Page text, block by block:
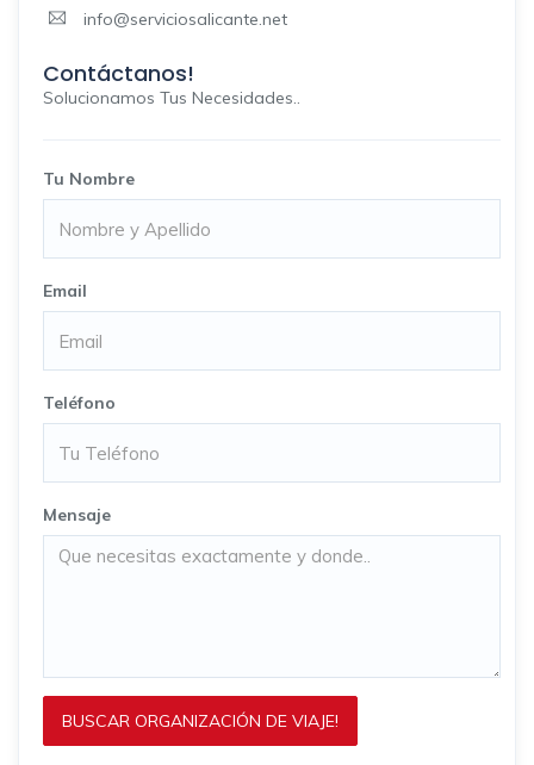
info@serviciosalicante.net
Contáctanos!
Solucionamos Tus Necesidades..
Tu Nombre
Email
Teléfono
Mensaje
BUSCAR ORGANIZACIÓN DE VIAJE!